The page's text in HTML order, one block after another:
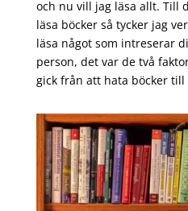
och nu vill jag läsa allt. Till
läsa böcker så tycker jag
läsa något som intreserar
person, det var de två
gick från att hata böcker till